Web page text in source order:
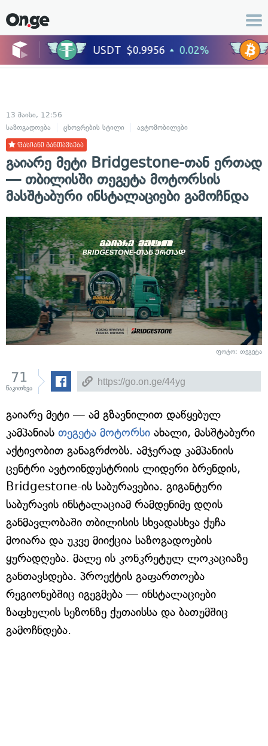
13 მაისი, 12:56
საზოგადოება
ცხოვრების სტილი ავტომობილები
ფასიანი განთავსება
გაიარე მეტი Bridgestone-თან ერთად
— თბილისში თეგეტა მოტორსის
მასშტაბური ინსტალაციები გამოჩნდა
ფოტო: თეგეტა
71
წაკითხვა
გაიარე მეტი — ამ გზავნილით დაწყებულ
კამპანიას თეგეტა მოტორსი ახალი, მასშტაბური
აქტივობით განაგრძობს. ამჯერად კამპანიის
ცენტრი ავტოინდუსტრიის ლიდერი ბრენდის,
Bridgestone-ის საბურავებია. გიგანტური
საბურავის ინსტალაციამ რამდენიმე დღის
განმავლობაში თბილისის სხვადასხვა ქუჩა
მოიარა და უკვე მიიქცია საზოგადოების
ყურადღება. მალე ის კონკრეტულ ლოკაციაზე
განთავსდება. პროექტის გაფართოება
რეგიონებშიც იგეგმება — ინსტალაციები
ზაფხულის სეზონზე ქუთაისსა და ბათუმშიც
გამოჩნდება.